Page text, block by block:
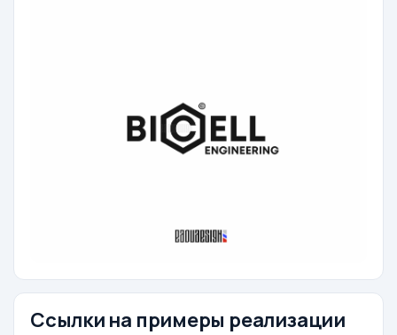
Ссылки на примеры реализации